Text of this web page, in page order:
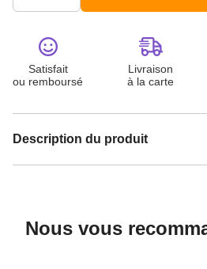
Satisfait
ou remboursé
Livraison
à la carte
Description du produit
Nous vous